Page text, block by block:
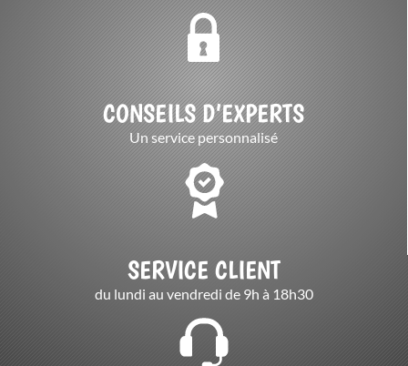
CONSEILS D’EXPERTS
Un service personnalisé
SERVICE CLIENT
du lundi au vendredi de 9h à 18h30